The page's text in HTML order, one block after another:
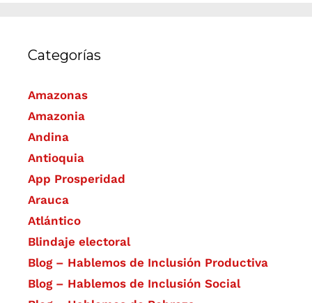
Categorías
Amazonas
Amazonia
Andina
Antioquia
App Prosperidad
Arauca
Atlántico
Blindaje electoral
Blog – Hablemos de Inclusión Productiva
Blog – Hablemos de Inclusión Social